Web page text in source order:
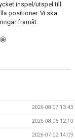
inspel/utspel till
positioner. Vi ska
framåt.
2026-08-07 13:43
2026-08-05 12:10
2026-07-02 14:09